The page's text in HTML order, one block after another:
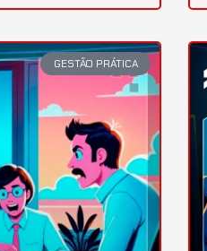
GESTÃO PRÁTICA